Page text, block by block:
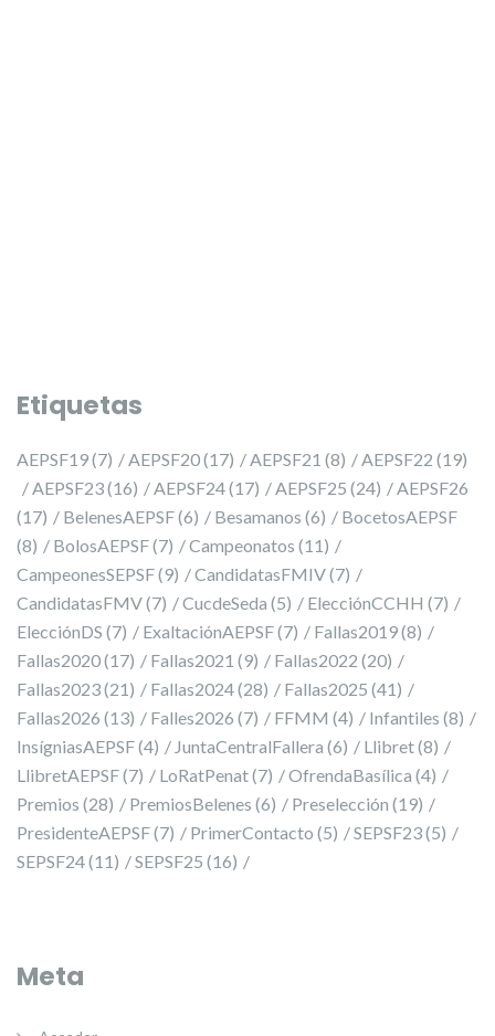
Etiquetas
AEPSF19(7) AEPSF20(17) AEPSF21 (8) AEPSF22 (19)
AEPSF23(16) AEPSF24(17) AEPSF25 (24)
AEPSF26
(17)
BelenesAEPSF(6) Besamanos (6)
BocetosAEPSF
(8)
BolosAEPSF(7) Campeonatos (11)
CampeonesSEPSF(9) CandidatasFMIV(7)
CandidatasFMV(7) CucdeSeda (5) ElecciónCCHH (7)
ElecciónDS (7) ExaltaciónAEPSF(7) Fallas2019(8)
Fallas2020(17) Fallas2021 (9) Fallas2022 (20)
Fallas2023(21) Fallas2024(28) Fallas2025 (41)
Fallas2026 (13) Falles2026 (7) FFMM (4) Infantiles (8)
InsígniasAEPSF(4) JuntaCentralFallera (6) Llibret(8)
LlibretAEPSF(7) LoRatPenat(7) OfrendaBasílica (4)
Premios (28) PremiosBelenes (6) Preselección (19)
PresidenteAEPSF(7) PrimerContacto (5) SEPSF23(5)
SEPSF24(11) SEPSF25 (16)
Meta